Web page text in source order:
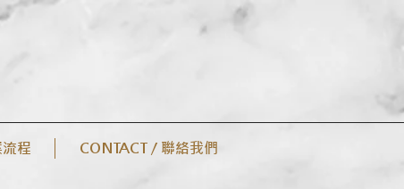
程 CONTACT / 聯絡我們